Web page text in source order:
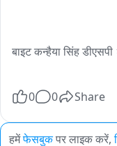
बाइट कन्हैया सिंह डीएसपी
0 0 Share
हमेंफेसबुकपर लाइक करें,